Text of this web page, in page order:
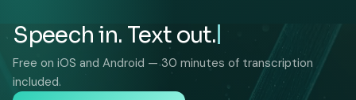
Speech in. Text out.
Free on iOS and Android — 30 minutes of transcription
included.